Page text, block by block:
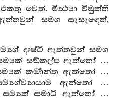
වෙත්. මිත්‍ථ්‍යා විමුක්ති
සමග සැසැඳෙත්,
දෘෂ්ටි ඇත්තවුන් සමග
සඞ්කල්ප ඇත්තෝ …
කර්‍මාන්ත ඇත්තෝ …
ඇත්තෝ …
සමාධි ඇත්තෝ …